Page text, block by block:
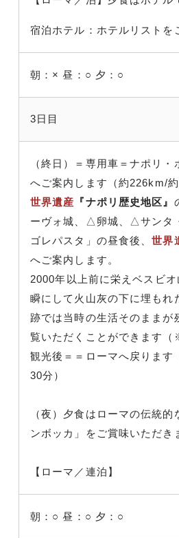
宿泊ホテル：ホテルリストを
朝：× 昼：○ 夕：○
3日目
（終日）＝専用車＝ナポリ
へご案内します（約226km/約
世界遺産 『ナポリ歴史地区』
ーヴォ城、△卵城、△サンタ
ゴレパスタ」の昼食後、世界
へご案内します。
2000年以上前に栄えベスビ
瞬にして火山灰の下に埋もれ
跡では当時の生活そのままが
覧いただくことができます（
観光後＝＝ローマへ戻ります
30分）
（夜）夕食はローマの伝統的
ンボッカ」をご賞味いただき
【ローマ／連泊】
朝：○ 昼：○ 夕：○